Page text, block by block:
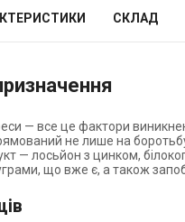
СКЛАД
— все це фактори
не лише на
— лосьйон з цинком,
що вже є, а також